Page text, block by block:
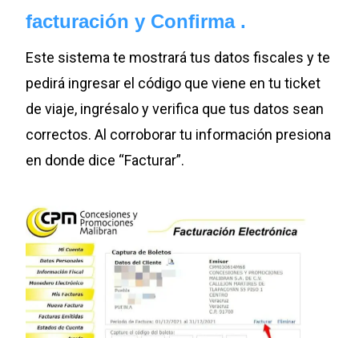
facturación y Confirma .
Este sistema te mostrará tus datos fiscales y te
pedirá ingresar el código que viene en tu ticket
de viaje, ingrésalo y verifica que tus datos sean
correctos. Al corroborar tu información presiona
en donde dice “Facturar”.